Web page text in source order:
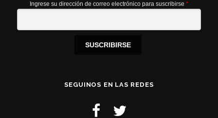
Ingrese su dirección de correo electrónico para suscribirse *
SUSCRIBIRSE
SEGUINOS EN LAS REDES